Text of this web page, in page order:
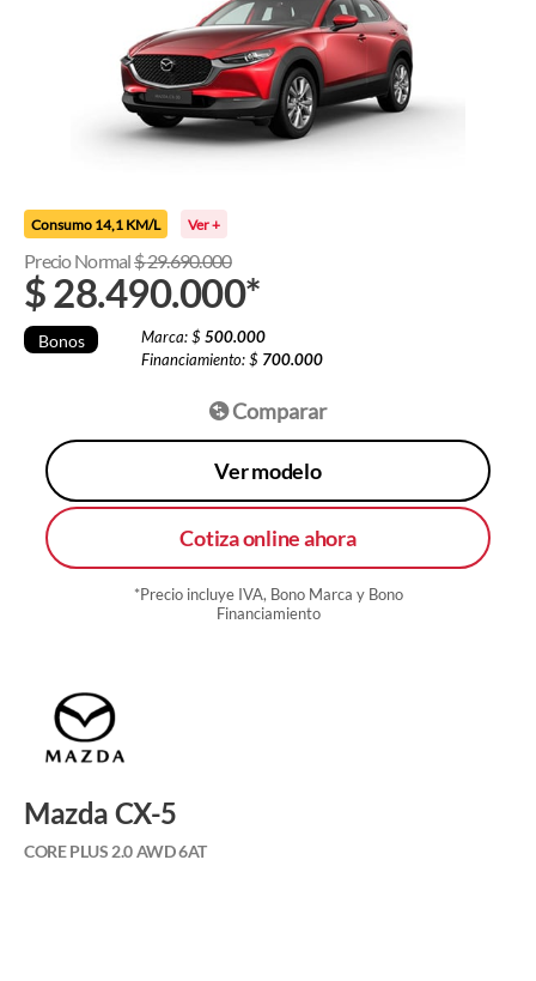
Consumo 14,1 KM/L Ver +
Precio Normal$29.690.000
$28.490.000*
Bonos Marca: $ 500.000
Financiamiento: $ 700.000
Comparar
Ver modelo
Cotiza online ahora
*Precio incluye IVA, Bono Marca y Bono
Financiamiento
Mazda CX-5
CORE PLUS 2.0 AWD 6AT